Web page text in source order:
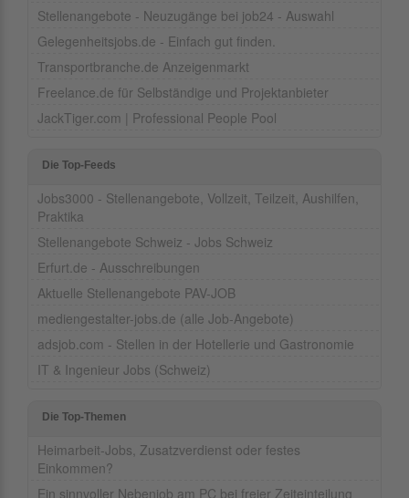
Stellenangebote - Neuzugänge bei job24 - Auswahl
Gelegenheitsjobs.de - Einfach gut finden.
Transportbranche.de Anzeigenmarkt
Freelance.de für Selbständige und Projektanbieter
JackTiger.com | Professional People Pool
Die Top-Feeds
Jobs3000 - Stellenangebote, Vollzeit, Teilzeit, Aushilfen,
Praktika
Stellenangebote Schweiz - Jobs Schweiz
Erfurt.de - Ausschreibungen
Aktuelle Stellenangebote PAV-JOB
mediengestalter-jobs.de (alle Job-Angebote)
adsjob.com - Stellen in der Hotellerie und Gastronomie
IT & Ingenieur Jobs (Schweiz)
Die Top-Themen
Heimarbeit-Jobs, Zusatzverdienst oder festes
Einkommen?
Ein sinnvoller Nebenjob am PC bei freier Zeiteinteilung